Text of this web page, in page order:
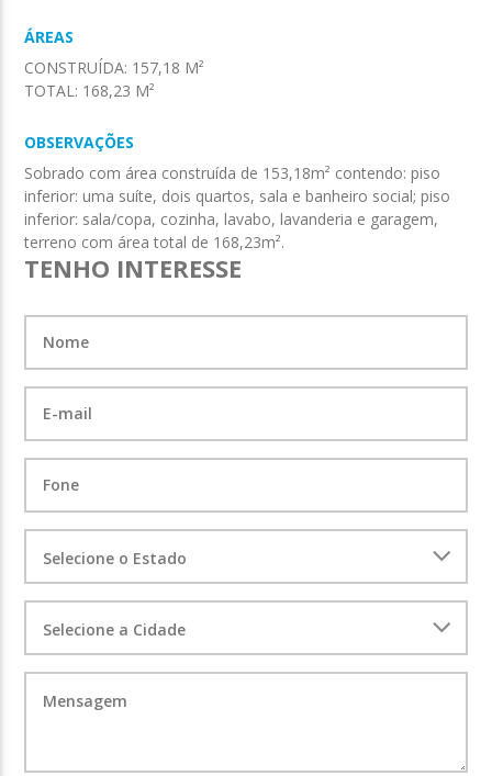
ÁREAS
CONSTRUÍDA: 157,18 M²
TOTAL: 168,23 M²
OBSERVAÇÕES
Sobrado com área construída de 153,18m² contendo: piso
inferior: uma suíte, dois quartos, sala e banheiro social; piso
inferior: sala/copa, cozinha, lavabo, lavanderia e garagem,
terreno com área total de 168,23m².
TENHO INTERESSE